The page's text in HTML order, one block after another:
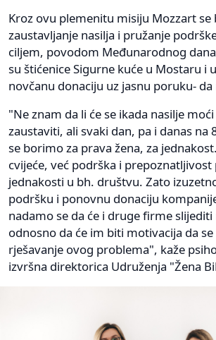
Kroz ovu plemenitu misiju Mozzart se
zaustavljanje nasilja i pružanje
ciljem, povodom Međunarodnog
su štićenice Sigurne kuće u Mostaru i
novčanu donaciju uz jasnu poruku- da
"Ne znam da li će se ikada nasilje
zaustaviti, ali svaki dan, pa i danas na
se borimo za prava žena, za
cvijeće, već podrška i prepoznatljivost
jednakosti u bh. društvu. Zato
podršku i ponovnu donaciju
nadamo se da će i druge firme
odnosno da će im biti motivacija da
rješavanje ovog problema", kaže
izvršna direktorica Udruženja "Žena